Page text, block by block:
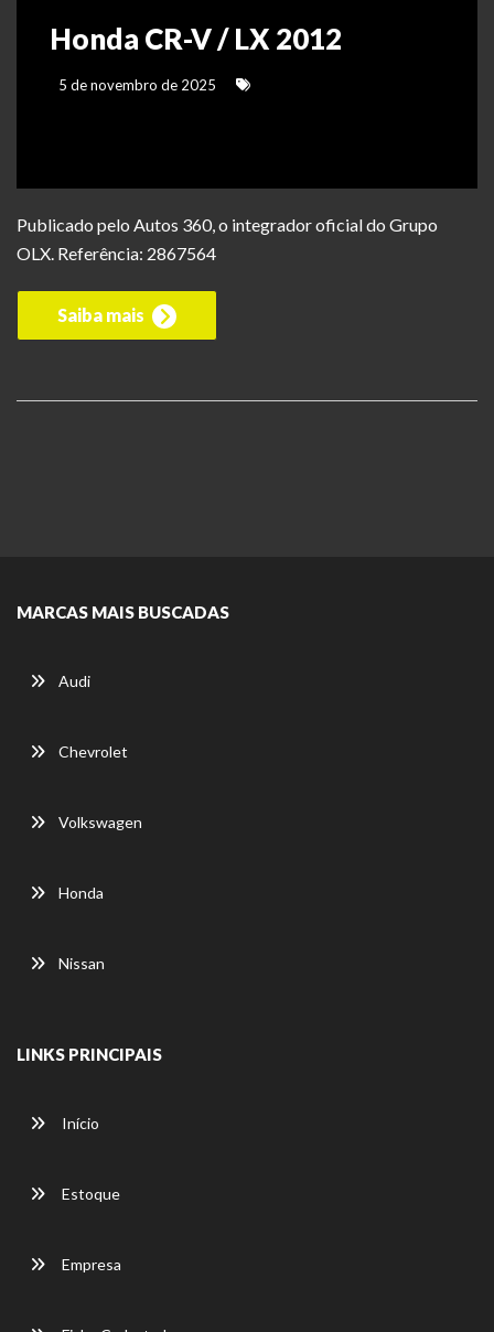
Honda CR-V / LX 2012
5 de novembro de 2025
Publicado pelo Autos 360, o integrador oficial do Grupo
OLX. Referência: 2867564
Saiba mais
MARCAS MAIS BUSCADAS
Audi
Chevrolet
Volkswagen
Honda
Nissan
LINKS PRINCIPAIS
Início
Estoque
Empresa